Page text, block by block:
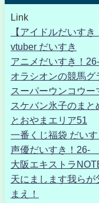
Link
【アイドルだいす
vtuber だいすき
アニメだいすき！26-
オラシオンの競馬グ
スーパーウンコウー
スケバン氷子のまと
とおやまエリア51
一番くじ福袋 だいす
声優だいすき！26-
大阪エキストラ
天にまします我らが
まえ！